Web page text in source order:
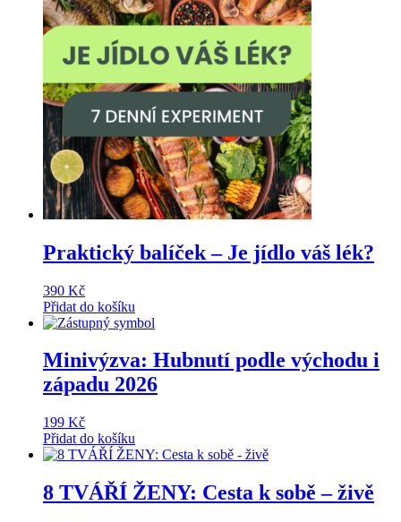
Praktický balíček – Je jídlo váš lék?
390 Kč
Přidat do košíku
Minivýzva: Hubnutí podle východu i
západu 2026
199 Kč
Přidat do košíku
8 TVÁŘÍ ŽENY: Cesta k sobě – živě